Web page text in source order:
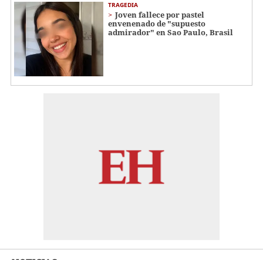
TRAGEDIA
Joven fallece por pastel
envenenado de "supuesto
admirador" en Sao Paulo, Brasil